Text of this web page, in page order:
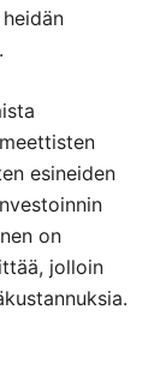
esineiden
on
jolloin